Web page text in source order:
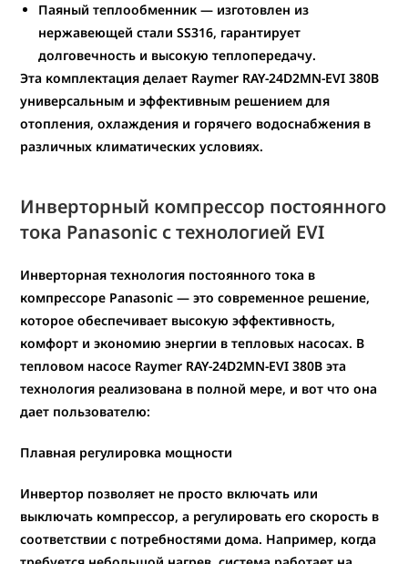
Паяный теплообменник — изготовлен из
нержавеющей стали SS316, гарантирует
долговечность и высокую теплопередачу.
Эта комплектация делает Raymer RAY-24D2MN-EVI 380В
универсальным и эффективным решением для
отопления, охлаждения и горячего водоснабжения в
различных климатических условиях.
Инверторный компрессор постоянного
тока Panasonic с технологией EVI
Инверторная технология постоянного тока в
компрессоре Panasonic — это современное решение,
которое обеспечивает высокую эффективность,
комфорт и экономию энергии в тепловых насосах. В
тепловом насосе Raymer RAY-24D2MN-EVI 380В эта
технология реализована в полной мере, и вот что она
дает пользователю:
Плавная регулировка мощности
Инвертор позволяет не просто включать или
выключать компрессор, а регулировать его скорость в
соответствии с потребностями дома. Например, когда